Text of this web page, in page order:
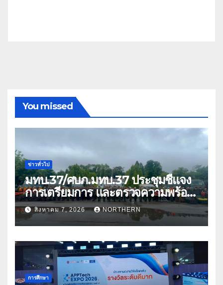
You missed
ข่าวทั่วไป
มทบ.37/ศบภ.มทบ.37 ประชุมชี้แจง
การเตรียมการ และตรวจความพร้อม
ด้านการบรรเทาสาธารณภัย
สิงหาคม 7, 2026 NORTHERN
การศึกษา